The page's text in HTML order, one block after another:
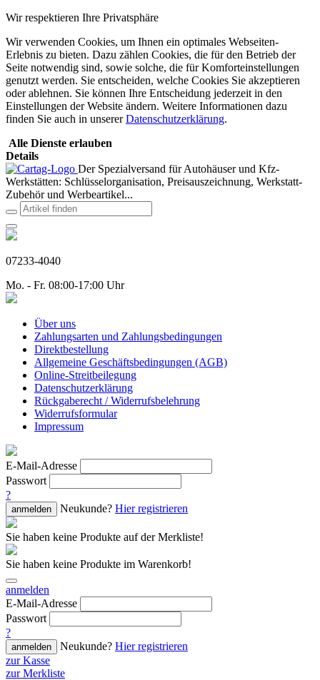
Wir respektieren Ihre Privatsphäre
Wir verwenden Cookies, um Ihnen ein optimales Webseiten-
Erlebnis zu bieten. Dazu zählen Cookies, die für den Betrieb der
Seite notwendig sind, sowie solche, die für Komforteinstellungen
genutzt werden. Sie entscheiden, welche Cookies Sie akzeptieren
oder ablehnen. Sie können Ihre Entscheidung jederzeit in den
Einstellungen der Website ändern. Weitere Informationen dazu
finden Sie auch in unsererDatenschutzerklärung.
Alle Dienste erlauben
Details
Der Spezialversand für Autohäuser und Kfz-
Werkstätten: Schlüsselorganisation, Preisauszeichnung, Werkstatt-
Zubehör und Werbeartikel...
07233-4040
Mo. - Fr. 08:00-17:00 Uhr
Über uns
Zahlungsarten und Zahlungsbedingungen
Direktbestellung
Allgemeine Geschäftsbedingungen (AGB)
Online-Streitbeilegung
Datenschutzerklärung
Rückgaberecht / Widerrufsbelehrung
Widerrufsformular
Impressum
E-Mail-Adresse
Passwort
?
anmelden Neukunde? Hier registrieren
Sie haben keine Produkte auf der Merkliste!
Sie haben keine Produkte im Warenkorb!
anmelden
E-Mail-Adresse
Passwort
?
anmelden Neukunde? Hier registrieren
zur Kasse
zur Merkliste